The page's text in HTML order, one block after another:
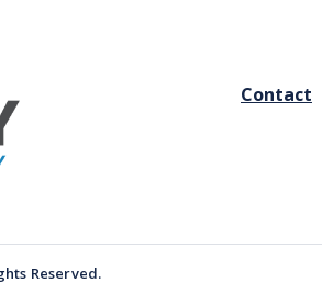
FOOTER
Contact
Reserved.